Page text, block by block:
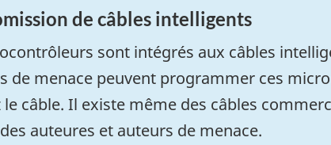
de câbles intelligents
sont intégrés aux câbles
de menace peuvent programmer ces
le câble. Il existe même des câbles
auteures et auteurs de menace.